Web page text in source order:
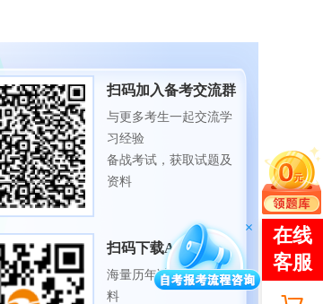
扫码加入备考交流群
与更多考生一起交流学
习经验
备战考试，获取试题及
资料
扫码下载APP
海量历年试题、备考资
料